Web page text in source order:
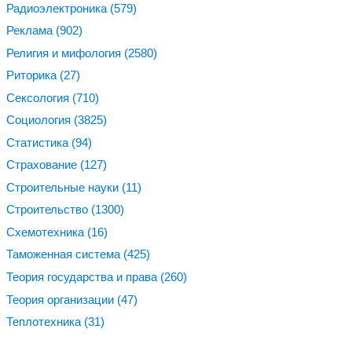
Радиоэлектроника (579)
Реклама (902)
Религия и мифология (2580)
Риторика (27)
Сексология (710)
Социология (3825)
Статистика (94)
Страхование (127)
Строительные науки (11)
Строительство (1300)
Схемотехника (16)
Таможенная система (425)
Теория государства и права (260)
Теория организации (47)
Теплотехника (31)